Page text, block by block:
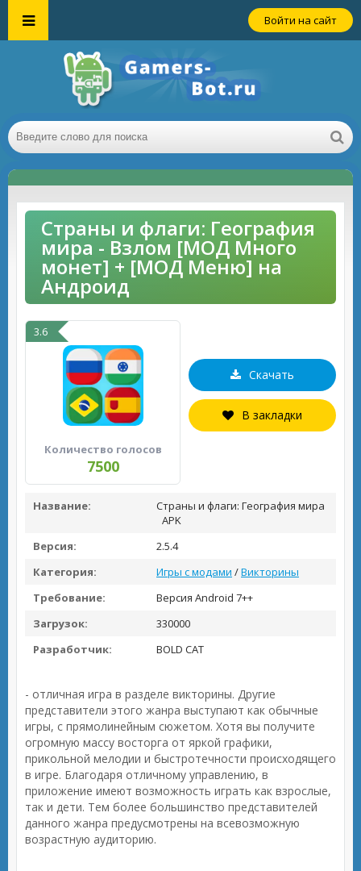
Войти на сайт
Страны и флаги: География
мира - Взлом [МОД Много
монет] + [МОД Меню] на
Андроид
3.6
Количество голосов
7500
Скачать
В закладки
Название:
Страны и флаги: География мира
APK
Версия:
2.5.4
Категория:
Игры с модами /Викторины
Требование:
Версия Android 7++
Загрузок:
330000
Разработчик:
BOLD CAT
- отличная игра в разделе викторины. Другие
представители этого жанра выступают как обычные
игры, с прямолинейным сюжетом. Хотя вы получите
огромную массу восторга от яркой графики,
прикольной мелодии и быстротечности происходящего
в игре. Благодаря отличному управлению, в
приложение имеют возможность играть как взрослые,
так и дети. Тем более большинство представителей
данного жанра предусмотрены на всевозможную
возрастную аудиторию.